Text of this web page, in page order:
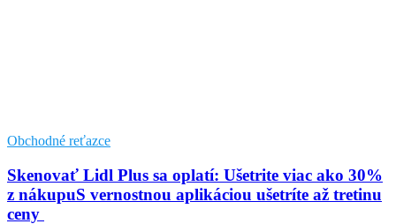
Obchodné reťazce
Skenovať Lidl Plus sa oplatí: Ušetrite viac ako 30%
z nákupuS vernostnou aplikáciou ušetríte až tretinu
ceny